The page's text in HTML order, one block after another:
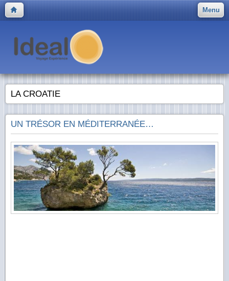
Menu
LA CROATIE
UN TRÉSOR EN MÉDITERRANÉE…